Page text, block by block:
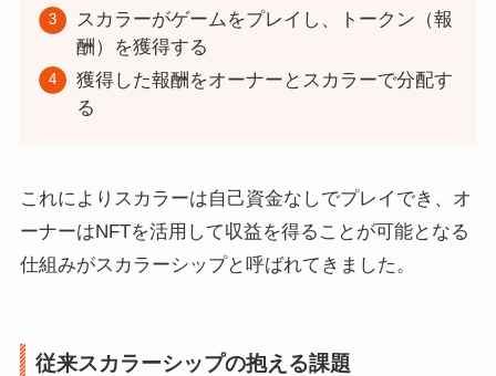
スカラーがゲームをプレイし、トークン（報
酬）を獲得する
獲得した報酬をオーナーとスカラーで分配す
る
これによりスカラーは自己資金なしでプレイでき、オ
ーナーはNFTを活用して収益を得ることが可能となる
仕組みがスカラーシップと呼ばれてきました。
従来スカラーシップの抱える課題